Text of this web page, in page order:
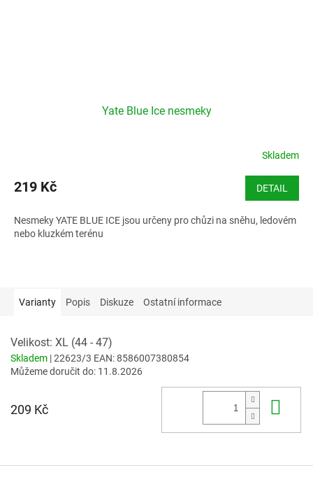
Yate Blue Ice nesmeky
Skladem
219 Kč DETAIL
Nesmeky YATE BLUE ICE jsou určeny pro chůzi na sněhu, ledovém
nebo kluzkém terénu
Varianty Popis Diskuze Ostatní informace
Velikost: XL (44 - 47)
Skladem | 22623/3 EAN:8586007380854
Můžeme doručit do: 11.8.2026
209 Kč